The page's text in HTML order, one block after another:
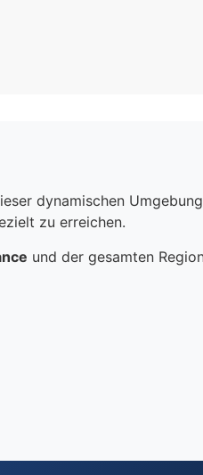
dynamischen
zu erreichen.
und der gesamten